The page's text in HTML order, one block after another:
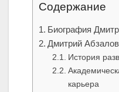
Содержание
Биография
Дмитрий
История
карьера